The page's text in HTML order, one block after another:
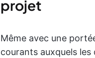
projet
Même avec une
courants auxquels